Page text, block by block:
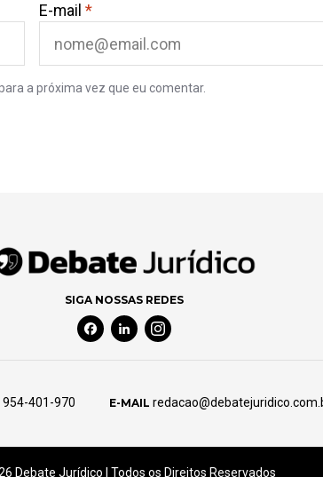
E-mail*
a próxima vez que eu comentar.
SIGA NOSSAS REDES
Facebook Social Media
Linkedin Social Media
Instagram Social Media
954-401-970 E-MAIL
Debate Jurídico | Todos os Direitos Reservados